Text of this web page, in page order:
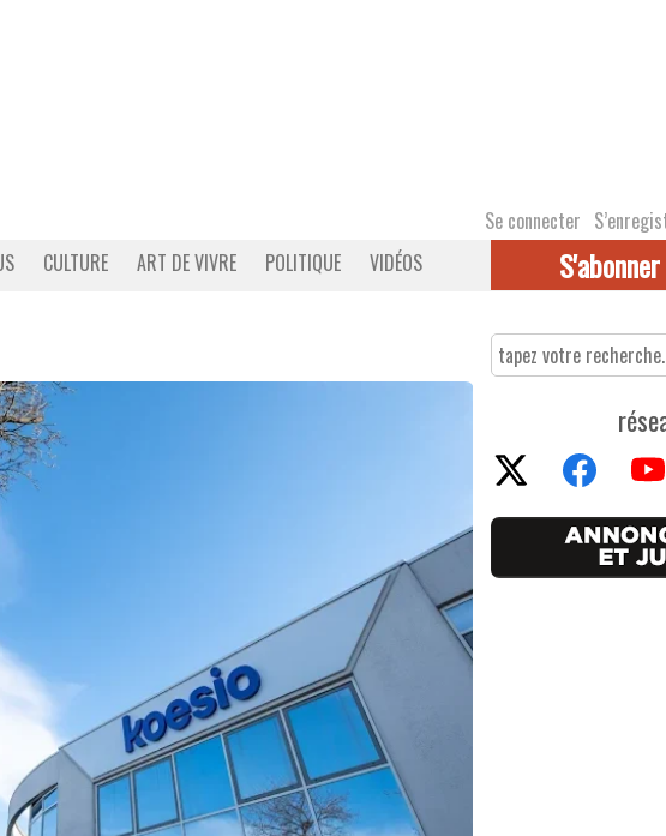
Se connecter
CULTURE ART DE VIVRE POLITIQUE VIDÉOS